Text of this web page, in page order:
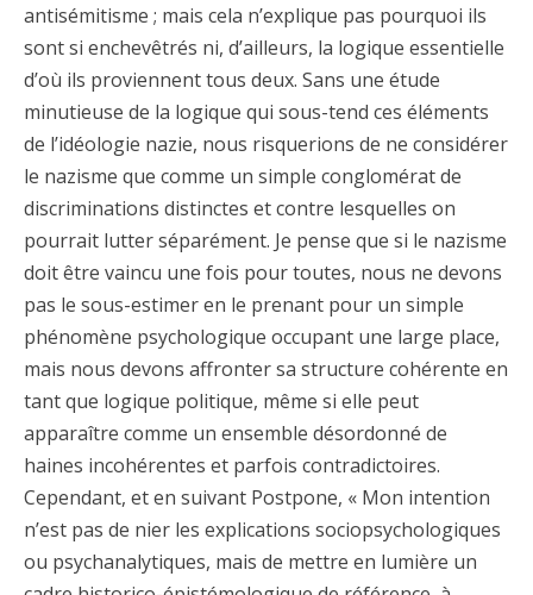
antisémitisme ; mais cela n’explique pas pourquoi ils
sont si enchevêtrés ni, d’ailleurs, la logique essentielle
d’où ils proviennent tous deux. Sans une étude
minutieuse de la logique qui sous-tend ces éléments
de l’idéologie nazie, nous risquerions de ne considérer
le nazisme que comme un simple conglomérat de
discriminations distinctes et contre lesquelles on
pourrait lutter séparément. Je pense que si le nazisme
doit être vaincu une fois pour toutes, nous ne devons
pas le sous-estimer en le prenant pour un simple
phénomène psychologique occupant une large place,
mais nous devons affronter sa structure cohérente en
tant que logique politique, même si elle peut
apparaître comme un ensemble désordonné de
haines incohérentes et parfois contradictoires.
Cependant, et en suivant Postpone, « Mon intention
n’est pas de nier les explications sociopsychologiques
ou psychanalytiques, mais de mettre en lumière un